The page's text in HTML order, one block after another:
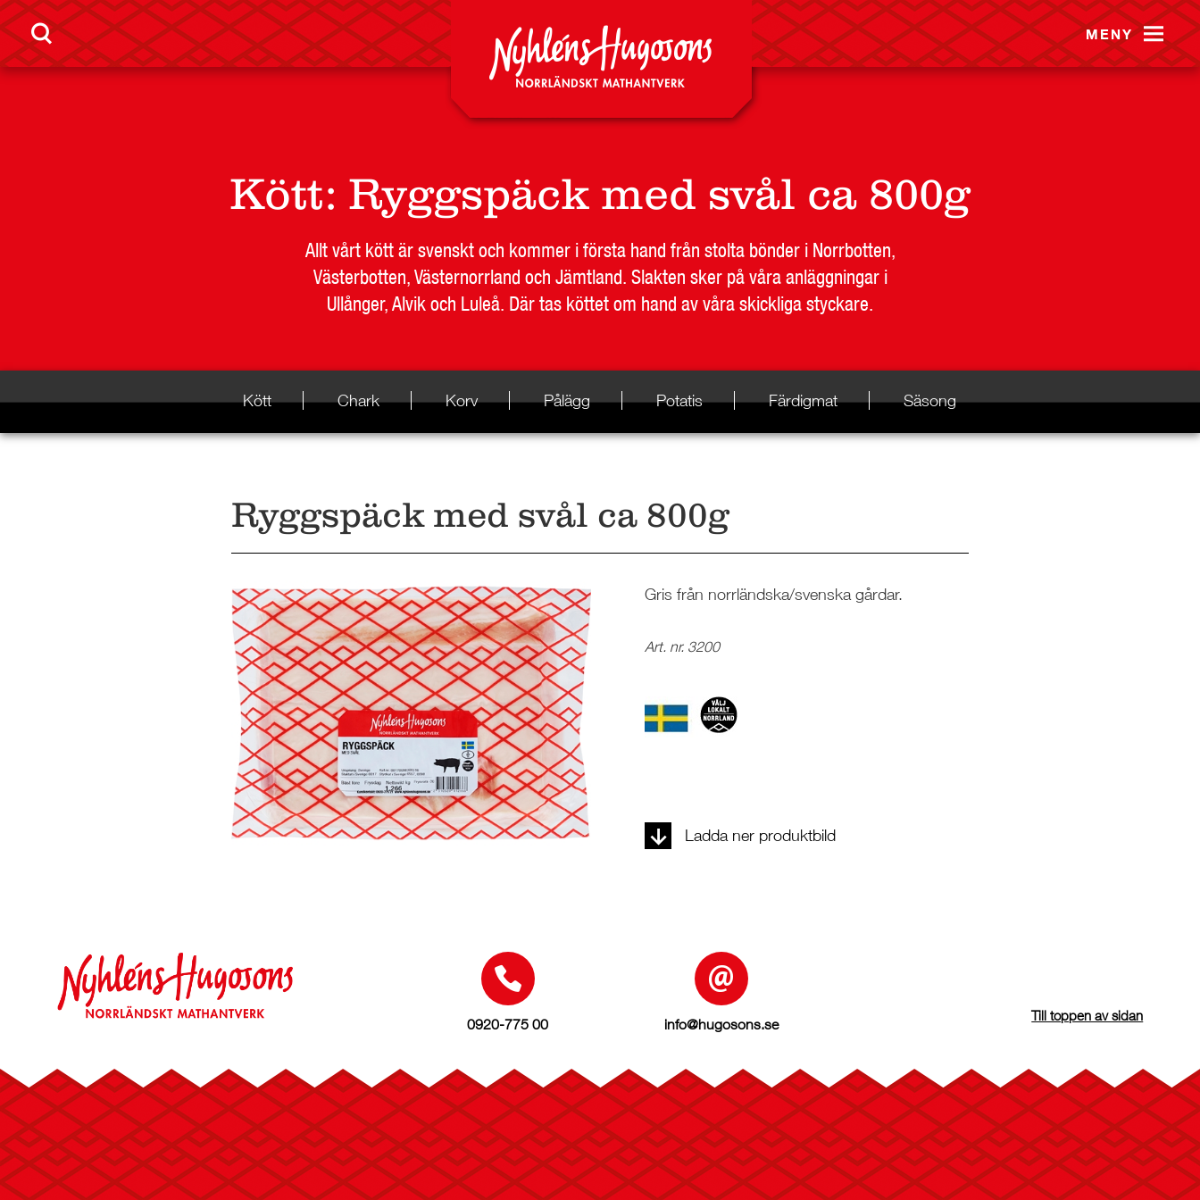
MENY
Nyheter
BUTIKSSIDA RESTAURANG OCH STORHUSHÅLL SKOLA JOBB PRESS
Kött: Ryggspäck med svål ca 800g
Allt vårt kött är svenskt och kommer i första hand från stolta bönder i Norrbotten,
Västerbotten, Västernorrland och Jämtland. Slakten sker på våra anläggningar i
Ullånger, Alvik och Luleå. Där tas köttet om hand av våra skickliga styckare.
Kött Chark Korv Pålägg Potatis Färdigmat Säsong
Ryggspäck med svål ca 800g
Gris från norrländska/svenska gårdar.
Art. nr. 3200
Ladda ner produktbild
0920-775 00 info@hugosons.se
Till toppen av sidan